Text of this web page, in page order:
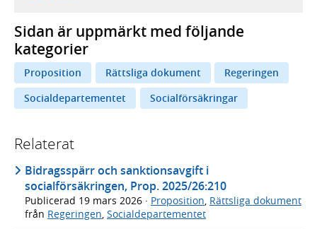
Sidan är uppmärkt med följande
kategorier
Proposition Rättsliga dokument
Regeringen
Socialdepartementet
Socialförsäkringar
Relaterat
Bidragsspärr och sanktionsavgift i
socialförsäkringen, Prop. 2025/26:210
Publicerad 19 mars 2026 · Proposition Rättsliga dokument
från Regeringen Socialdepartementet